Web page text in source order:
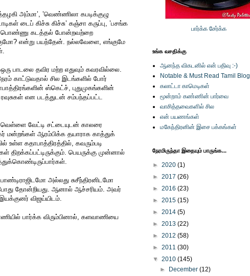
அம்மா’, ’வெண்ணிலா கபடிக்குழு
டைப் கிச்சு கிச்சு’ கஞ்சா கருப்பு, ’பசங்க
பொண்ணு கடத்தல் போன்றவற்றை
என்று பயந்தேன். நல்லவேளை, எங்குமே
பாடலை தவிர மற்ற எதுவும் கவரவில்லை.
காட்டுவதால் சில இடங்களில் போர்
ஸ்கெட்ச், புதுமுகங்களின்
ரவுசுகள் என படத்துடன் சம்பந்தப்பட்ட
வெள்ளை வேட்டி சட்டையுடன் காலரை
மன்றங்கள் ஆரம்பிக்க தயாராக காத்துக்
உள்ள கதாபாத்திரத்தில், கவரும்படி
திறக்கப்பட்டிருக்கும். பெயருக்கு முன்னால்
அல்லது சுசீந்திரனிடமோ
போது தோன்றியது. ஆனால் ஆச்சரியம். அவர்
விஜய்யிடம்.
பார்க்க விரும்பினால், களவாணியை
பார்க்க சேர்க்க
உங்க வசதிக்கு
ஆனந்த விகடனில் என் பதிவு :-)
Notable & Must Read Tamil Blog
கலாட்டா காமெடிகள்
மூன்றாம் கண்ணின் பார்வை
வாசித்தவைகளில் சில
என் பயணங்கள்
மகேந்திரனின் இசை பக்கங்கள்
நேரமிருந்தா இதையும் பாருங்க...
► 2020 (1)
► 2017 (26)
► 2016 (23)
► 2015 (15)
► 2014 (5)
► 2013 (22)
► 2012 (58)
► 2011 (30)
▼ 2010 (145)
►
December(12)